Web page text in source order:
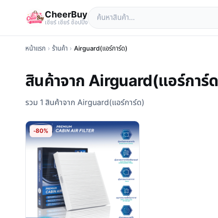
CheerBuy
เซียร์ เซียร์ ช้อปปิ้ง
หน้าแรก › ร้านค้า › Airguard(แอร์การ์ด)
สินค้าจาก Airguard(แอร์การ์
รวม 1 สินค้าจาก Airguard(แอร์การ์ด)
-80%